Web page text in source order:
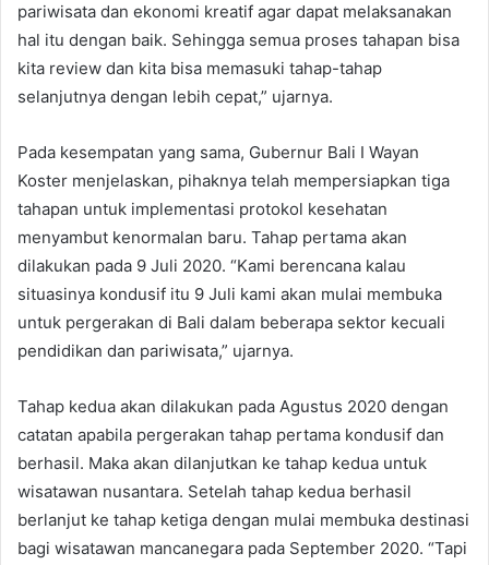
pariwisata dan ekonomi kreatif agar dapat melaksanakan
hal itu dengan baik. Sehingga semua proses tahapan bisa
kita review dan kita bisa memasuki tahap-tahap
selanjutnya dengan lebih cepat,” ujarnya.
Pada kesempatan yang sama, Gubernur Bali I Wayan
Koster menjelaskan, pihaknya telah mempersiapkan tiga
tahapan untuk implementasi protokol kesehatan
menyambut kenormalan baru. Tahap pertama akan
dilakukan pada 9 Juli 2020. “Kami berencana kalau
situasinya kondusif itu 9 Juli kami akan mulai membuka
untuk pergerakan di Bali dalam beberapa sektor kecuali
pendidikan dan pariwisata,” ujarnya.
Tahap kedua akan dilakukan pada Agustus 2020 dengan
catatan apabila pergerakan tahap pertama kondusif dan
berhasil. Maka akan dilanjutkan ke tahap kedua untuk
wisatawan nusantara. Setelah tahap kedua berhasil
berlanjut ke tahap ketiga dengan mulai membuka destinasi
bagi wisatawan mancanegara pada September 2020. “Tapi